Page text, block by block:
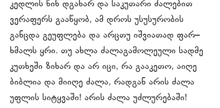
კედლის წინ დგახარ და საკუთარი ძალებით
ვერაფერს გააწყობ, ამ დროს უსუსურობის
განცდა გეუფლება და არცთუ იშვიათად ფარ–
ხმალს ყრი. თუ ახლა ძალაგამოლეული სადმე
კუთხეში ზიხარ და არ იცი, რა გააკეთო, აიღე
ბიბლია და მიიღე ძალა, რადგან არის ძალა
უფლის სიტყვაში! არის ძალა უძლურებაში!